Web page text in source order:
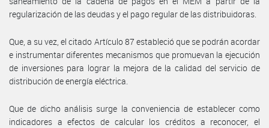
regularización de las deudas y el pago regular de las distribuidoras.
Que, a su vez, el citado Artículo 87 estableció que se podrán acordar
e instrumentar diferentes mecanismos que promuevan la ejecución
de inversiones para lograr la mejora de la calidad del servicio de
distribución de energía eléctrica.
Que de dicho análisis surge la conveniencia de establecer como
indicadores a efectos de calcular los créditos a reconocer, el